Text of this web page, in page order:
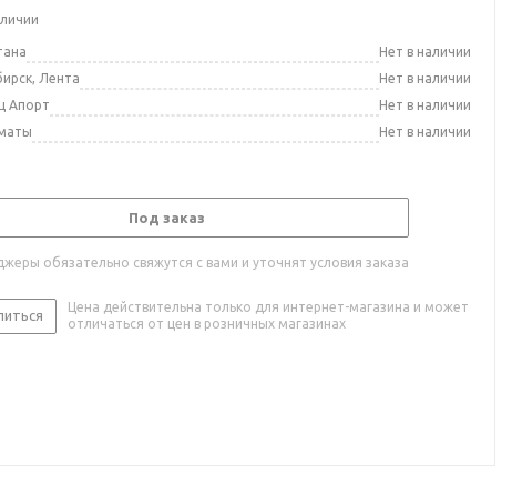
Нет в наличии
Лента
Нет в наличии
Апорт
Нет в наличии
Нет в наличии
Под заказ
обязательно свяжутся с вами и уточнят условия заказа
Цена действительна только для интернет-магазина и может
отличаться от цен в розничных магазинах